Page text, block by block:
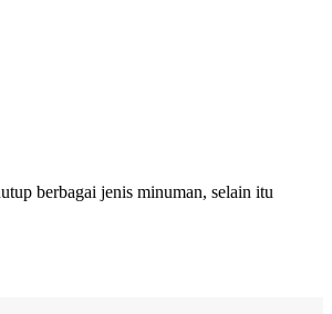
berbagai jenis minuman, selain itu